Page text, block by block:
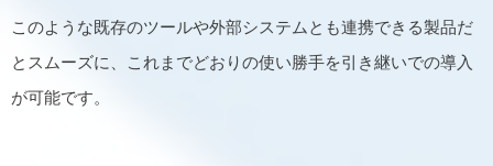
このような既存のツールや外部システムとも連携できる製品だ
とスムーズに、これまでどおりの使い勝手を引き継いでの導入
が可能です。